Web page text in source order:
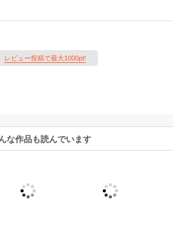
レビュー投稿で最大1000pt!
な作品も読んでいます